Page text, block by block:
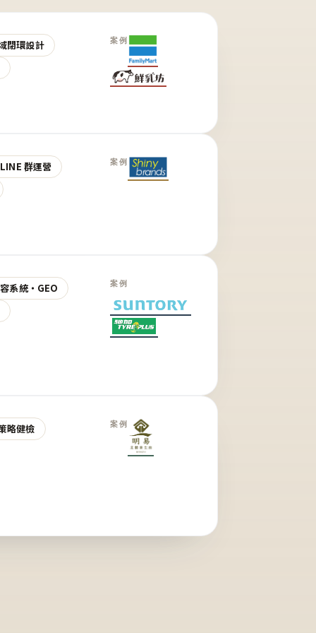
閉環設計
案例
群運營 案例
系統・GEO
案例
略健檢 案例